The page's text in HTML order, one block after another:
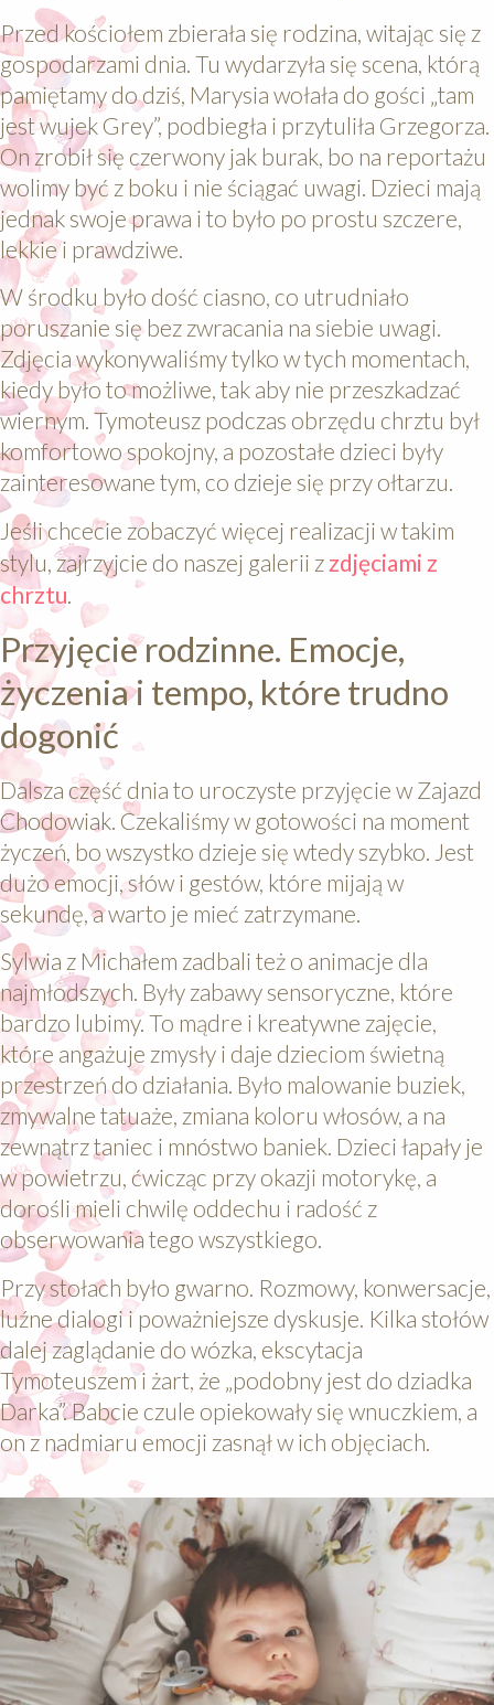
Przed kościołem zbierała się rodzina, witając się z
gospodarzami dnia. Tu wydarzyła się scena, którą
pamiętamy do dziś, Marysia wołała do gości „tam
jest wujek Grey”, podbiegła i przytuliła Grzegorza.
On zrobił się czerwony jak burak, bo na reportażu
wolimy być z boku i nie ściągać uwagi. Dzieci mają
jednak swoje prawa i to było po prostu szczere,
lekkie i prawdziwe.
W środku było dość ciasno, co utrudniało
poruszanie się bez zwracania na siebie uwagi.
Zdjęcia wykonywaliśmy tylko w tych momentach,
kiedy było to możliwe, tak aby nie przeszkadzać
wiernym. Tymoteusz podczas obrzędu chrztu był
komfortowo spokojny, a pozostałe dzieci były
zainteresowane tym, co dzieje się przy ołtarzu.
Jeśli chcecie zobaczyć więcej realizacji w takim
stylu, zajrzyjcie do naszej galerii z zdjęciami z
chrztu.
Przyjęcie rodzinne. Emocje,
życzenia i tempo, które trudno
dogonić
Dalsza część dnia to uroczyste przyjęcie w Zajazd
Chodowiak. Czekaliśmy w gotowości na moment
życzeń, bo wszystko dzieje się wtedy szybko. Jest
dużo emocji, słów i gestów, które mijają w
sekundę, a warto je mieć zatrzymane.
Sylwia z Michałem zadbali też o animacje dla
najmłodszych. Były zabawy sensoryczne, które
bardzo lubimy. To mądre i kreatywne zajęcie,
które angażuje zmysły i daje dzieciom świetną
przestrzeń do działania. Było malowanie buziek,
zmywalne tatuaże, zmiana koloru włosów, a na
zewnątrz taniec i mnóstwo baniek. Dzieci łapały je
w powietrzu, ćwicząc przy okazji motorykę, a
dorośli mieli chwilę oddechu i radość z
obserwowania tego wszystkiego.
Przy stołach było gwarno. Rozmowy, konwersacje,
luźne dialogi i poważniejsze dyskusje. Kilka stołów
dalej zaglądanie do wózka, ekscytacja
Tymoteuszem i żart, że „podobny jest do dziadka
Darka”. Babcie czule opiekowały się wnuczkiem, a
on z nadmiaru emocji zasnął w ich objęciach.